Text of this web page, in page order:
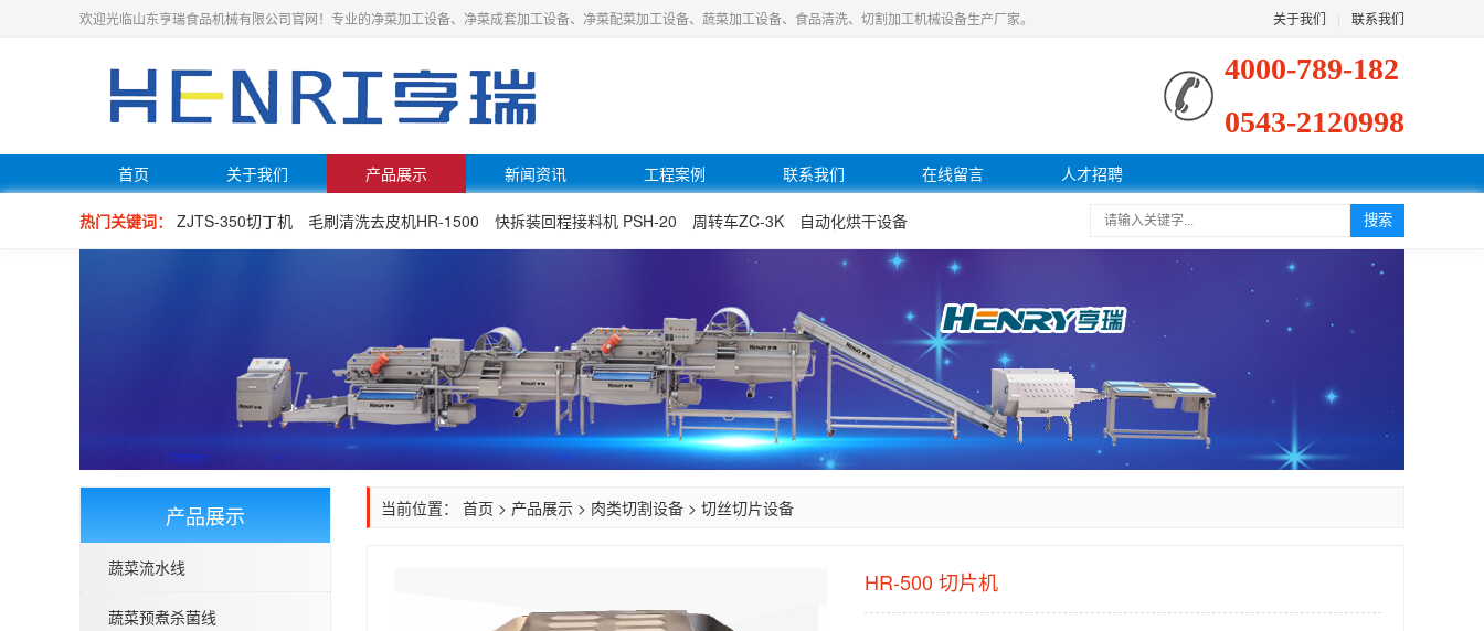
关于我们 联系我们
欢迎光临山东亨瑞食品机械有限公司官网！专业的净菜加工设备、净菜成套加工设备、净菜配菜加工设备、蔬菜加工设备、食品清洗、切割加工机械设备生产厂家。
4000-789-182
0543-2120998
首页 关于我们 产品展示 新闻资讯 工程案例 联系我们 在线留言 人才招聘
热门关键词： ZJTS-350切丁机 毛刷清洗去皮机HR-1500 快拆装回程接料机 PSH-20 周转车ZC-3K 自动化烘干设备 搜索
产品展示
蔬菜流水线
蔬菜预煮杀菌线
当前位置： 首页 > 产品展示 > 肉类切割设备 > 切丝切片设备
HR-500 切片机